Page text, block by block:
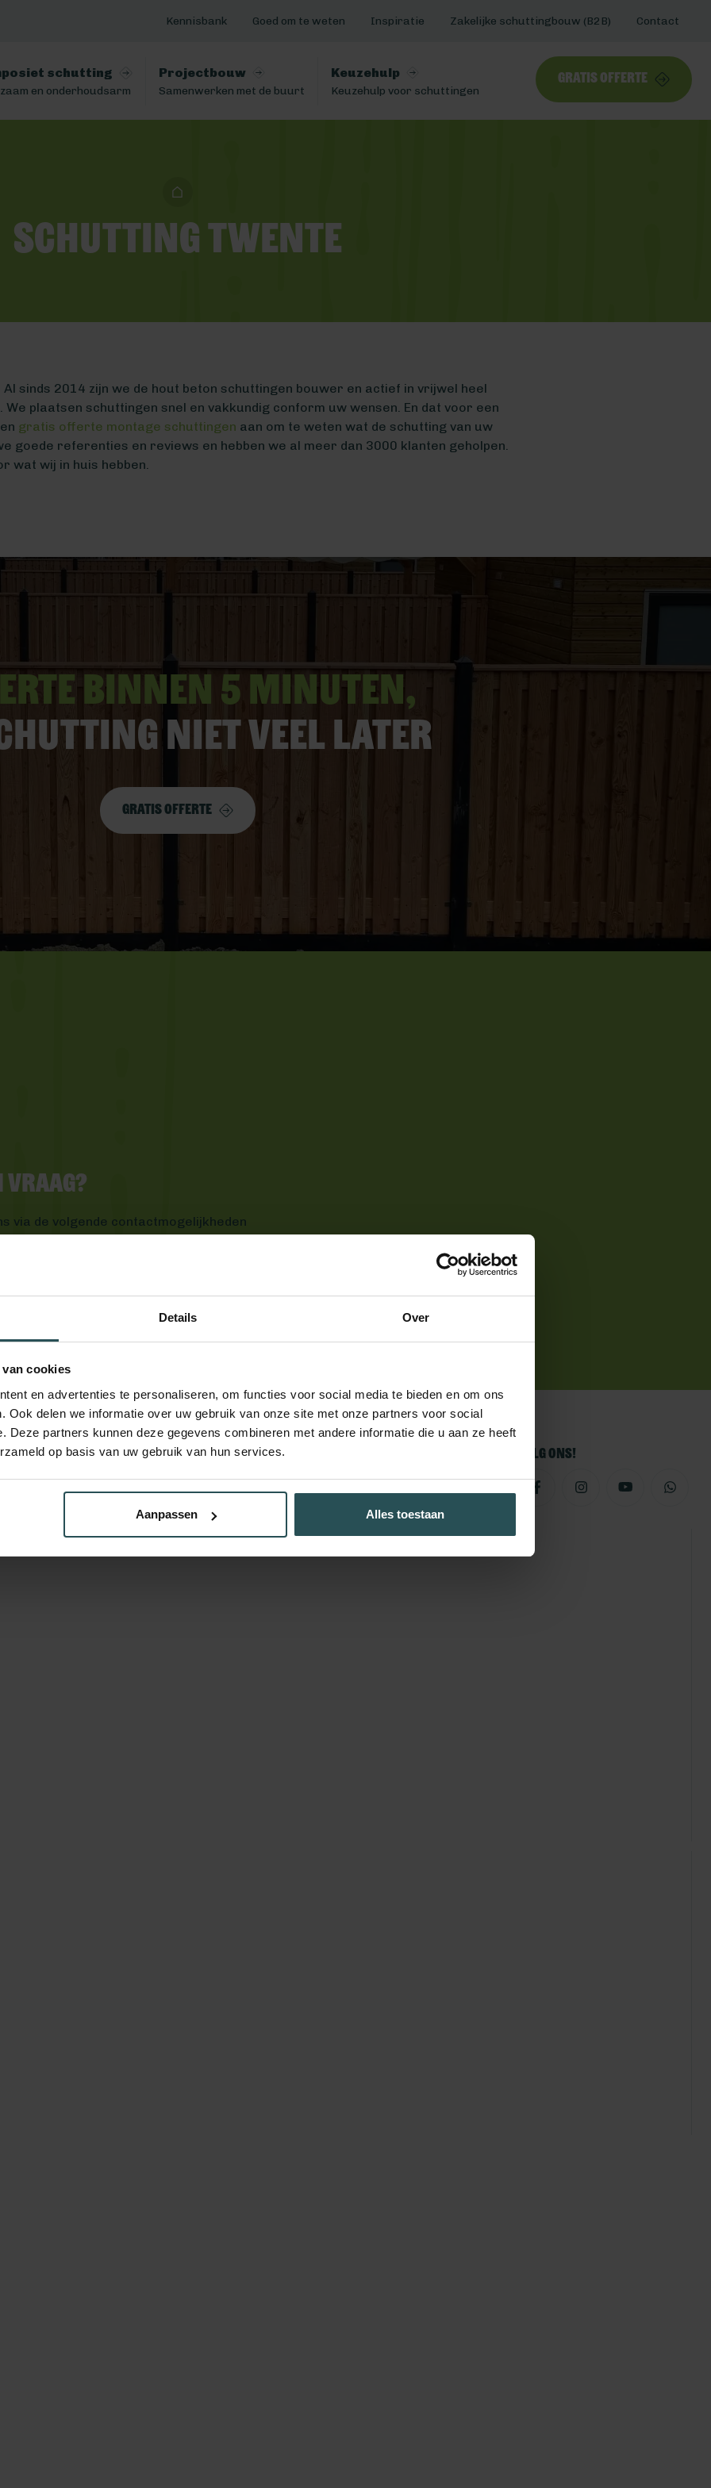
Details Over
cookies
en advertenties te personaliseren, om functies voor social media te bieden en om ons
Ook delen we informatie over uw gebruik van onze site met onze partners voor social
Deze partners kunnen deze gegevens combineren met andere informatie die u aan ze heeft
op basis van uw gebruik van hun services.
Aanpassen Alles toestaan
Kennisbank Goed om te weten Inspiratie Zakelijke schuttingbouw (B2B) Contact
schutting
en onderhoudsarm
Projectbouw
Samenwerken met de buurt
Keuzehulp
Keuzehulp voor schuttingen
Gratis offerte
Schutting Twente
sinds 2014 zijn we de hout beton schuttingen bouwer en actief in vrijwel heel
We plaatsen schuttingen snel en vakkundig conform uw wensen. En dat voor een
gratis offerte montage schuttingen aan om te weten wat de schutting van uw
goede referenties en reviews en hebben we al meer dan 3000 klanten geholpen.
wat wij in huis hebben.
binnen 5 minuten,
niet veel later
Gratis offerte
vraag?
via de volgende contactmogelijkheden
Volg ons!